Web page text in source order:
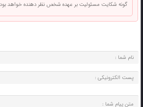
گونه شکایت مسئولیت بر عهده شخص نظر دهنده خواهد بود.